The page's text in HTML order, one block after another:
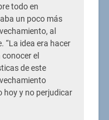
todo en
un poco más
al
“La idea era hacer
el
de este
hoy y no perjudicar